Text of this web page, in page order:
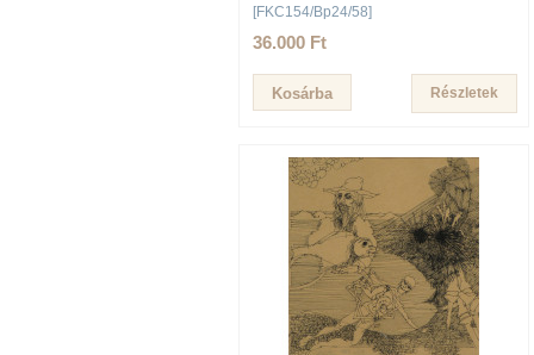
[FKC154/Bp24/58]
36.000 Ft
Részletek